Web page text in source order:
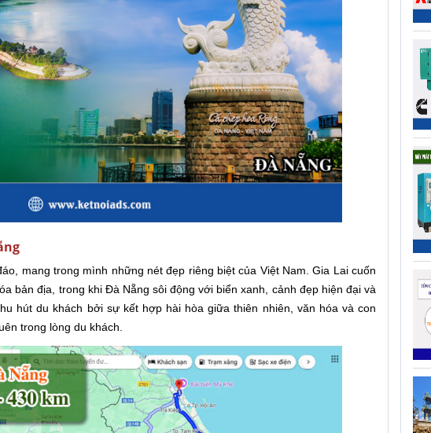
mang trong mình những nét đẹp riêng biệt của Việt Nam. Gia Lai cuốn
bản địa, trong khi Đà Nẵng sôi động với biển xanh, cảnh đẹp hiện đại và
hút du khách bởi sự kết hợp hài hòa giữa thiên nhiên, văn hóa và con
trong lòng du khách.